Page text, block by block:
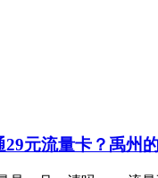
29元流量卡？禹州